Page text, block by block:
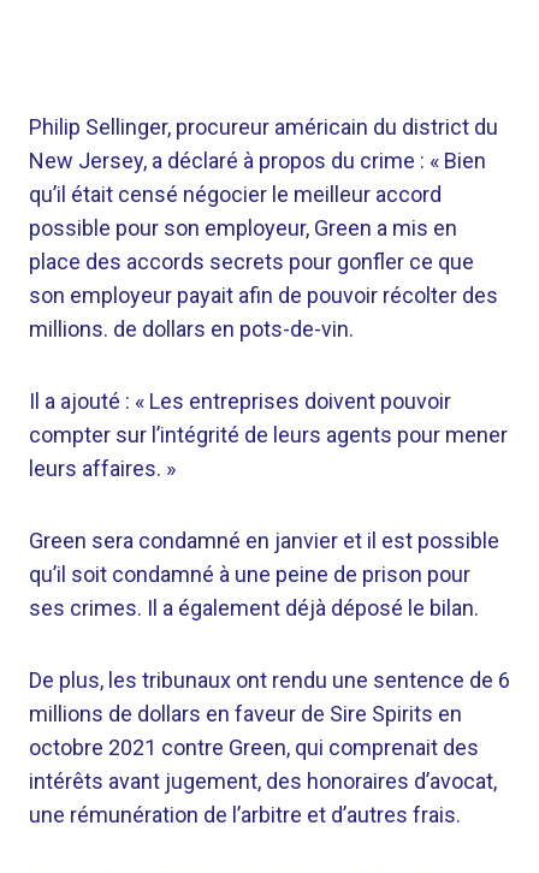
Philip Sellinger, procureur américain du district du
New Jersey, a déclaré à propos du crime : « Bien
qu’il était censé négocier le meilleur accord
possible pour son employeur, Green a mis en
place des accords secrets pour gonfler ce que
son employeur payait afin de pouvoir récolter des
millions. de dollars en pots-de-vin.
Il a ajouté : « Les entreprises doivent pouvoir
compter sur l’intégrité de leurs agents pour mener
leurs affaires. »
Green sera condamné en janvier et il est possible
qu’il soit condamné à une peine de prison pour
ses crimes. Il a également déjà déposé le bilan.
De plus, les tribunaux ont rendu une sentence de 6
millions de dollars en faveur de Sire Spirits en
octobre 2021 contre Green, qui comprenait des
intérêts avant jugement, des honoraires d’avocat,
une rémunération de l’arbitre et d’autres frais.